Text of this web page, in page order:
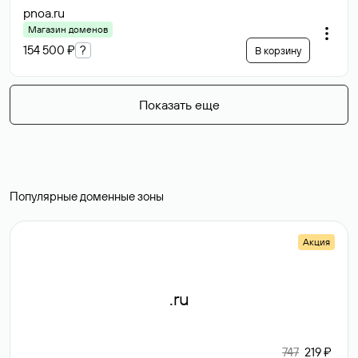
pnoa.ru
Магазин доменов
154 500 ₽ ? В корзину
Показать еще
Популярные доменные зоны
Акция
.ru
747 219 ₽